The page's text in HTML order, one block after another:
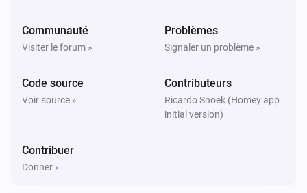
Sony BRAVIA Android TV
Désactiver
Sony BRAVIA Android TV
Alterner activé ou désactivé
Une chaîne vers le haut
Communauté
Visiter le forum »
Problèmes
Signaler un problème »
Code source
Voir source »
Contributeurs
Ricardo Snoek (Homey app
initial version)
Contribuer
Donner »